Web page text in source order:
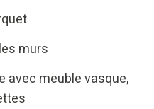
murs
avec meuble vasque,